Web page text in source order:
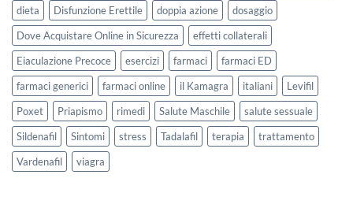
dieta
Disfunzione Erettile doppia azione
dosaggio
Dove Acquistare Online in Sicurezza
effetti collaterali
Eiaculazione Precoce
esercizi farmaci
farmaci ED
farmaci generici
farmaci online il Kamagra italiani
Levifil
Poxet
Priapismo rimedi Salute Maschile
salute sessuale
Sildenafil
Sintomi stress Tadalafil terapia
trattamento
Vardenafil
viagra